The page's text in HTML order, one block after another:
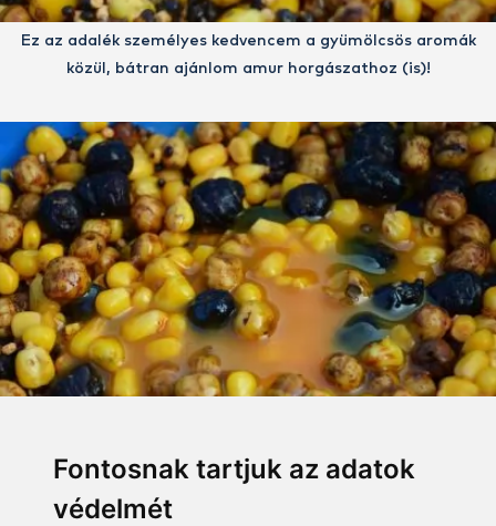
Fontosnak tartjuk az adatok
védelmét
Ez az adalék személyes kedvencem a gyümölcsös aromák
közül, bátran ajánlom amur horgászathoz (is)!
Remekül megtapad a kisebb-nagyobb főtt magvak
felületén, jelentősen képes fokozni azok hatékonyságát